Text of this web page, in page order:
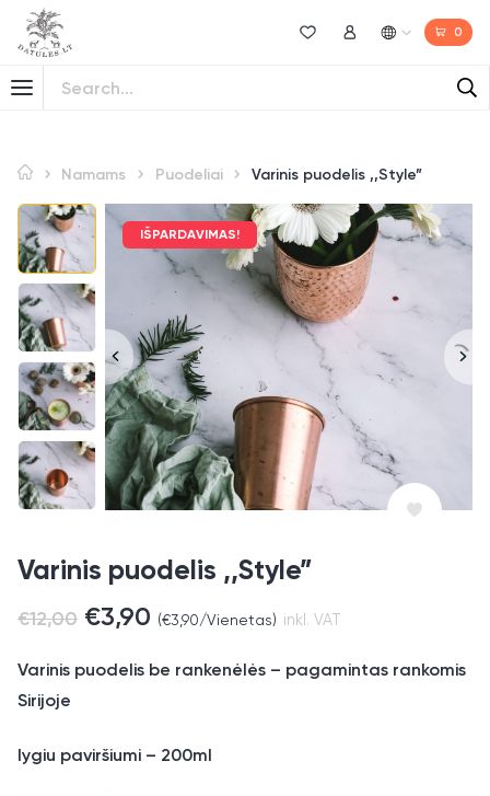
Norų sąrašas
Mano paskyra 0
Namams Puodeliai Varinis puodelis ,,Style”
IŠPARDAVIMAS!
Varinis puodelis ,,Style”
€12,00 €3,90 (€3,90/Vienetas) inkl. VAT
Varinis puodelis be rankenėlės – pagamintas rankomis
Sirijoje
lygiu paviršiumi – 200ml